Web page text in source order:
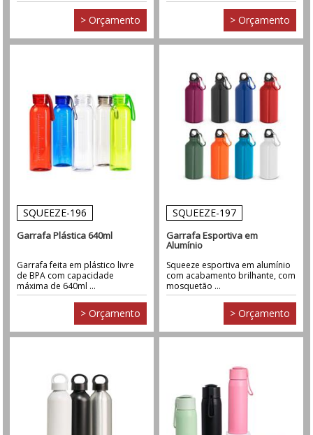
> Orçamento > Orçamento
SQUEEZE-196
Garrafa Plástica 640ml
Garrafa feita em plástico livre
de BPA com capacidade
máxima de 640ml ...
> Orçamento
SQUEEZE-197
Garrafa Esportiva em
Alumínio
Squeeze esportiva em alumínio
com acabamento brilhante, com
mosquetão ...
> Orçamento